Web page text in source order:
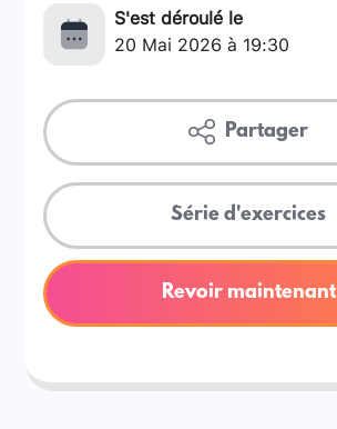
S'est déroulé le
20 Mai 2026 à 19:30
Partager
Série d'exercices
Revoir maintenant